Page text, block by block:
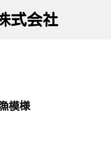
式会社
模様